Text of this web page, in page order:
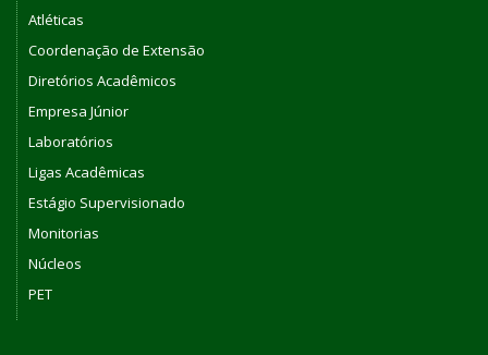
Atléticas
Coordenação de Extensão
Diretórios Acadêmicos
Empresa Júnior
Laboratórios
Ligas Acadêmicas
Estágio Supervisionado
Monitorias
Núcleos
PET